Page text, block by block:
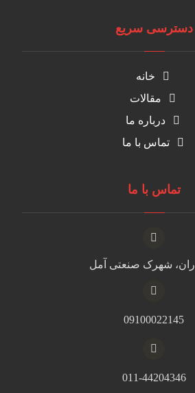
دسترسی سریع
خانه
مقالات
درباره ما
تماس با ما
تماس با ما
شهرک صنعتی آمل
09100022145
011-44204346